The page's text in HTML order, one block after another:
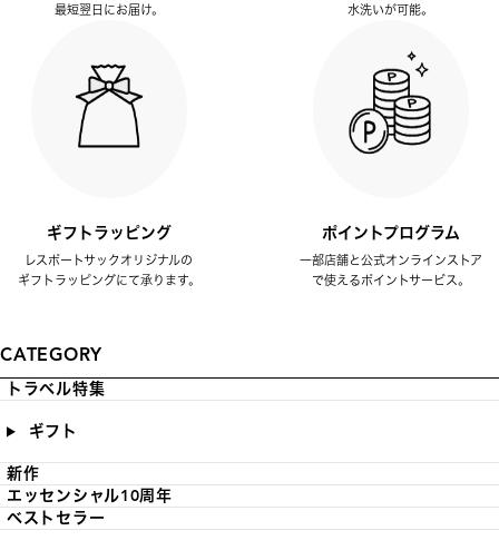
最短翌日にお届け。
水洗いが可能。
ギフトラッピング
レスポートサックオリジナルの
ギフトラッピングにて承ります。
ポイントプログラム
一部店舗と公式オンラインストア
で使えるポイントサービス。
CATEGORY
トラベル特集
ギフト
新作
エッセンシャル10周年
ベストセラー